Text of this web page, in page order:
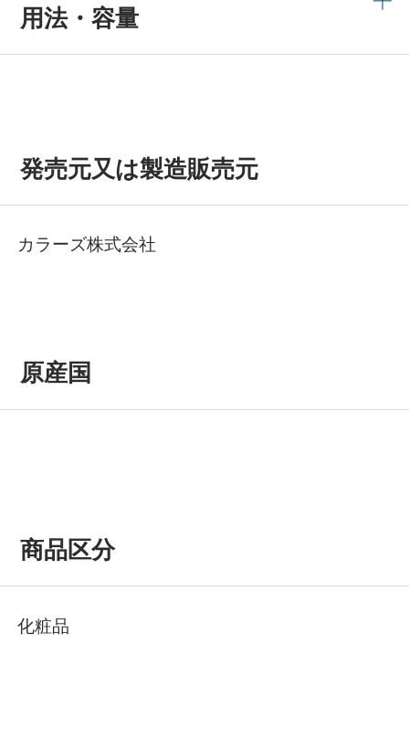
用法・容量
発売元又は製造販売元
カラーズ株式会社
原産国
商品区分
化粧品